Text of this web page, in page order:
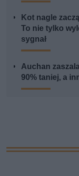
Kot nagle
To nie tylko
sygnał
Auchan
90% taniej, a